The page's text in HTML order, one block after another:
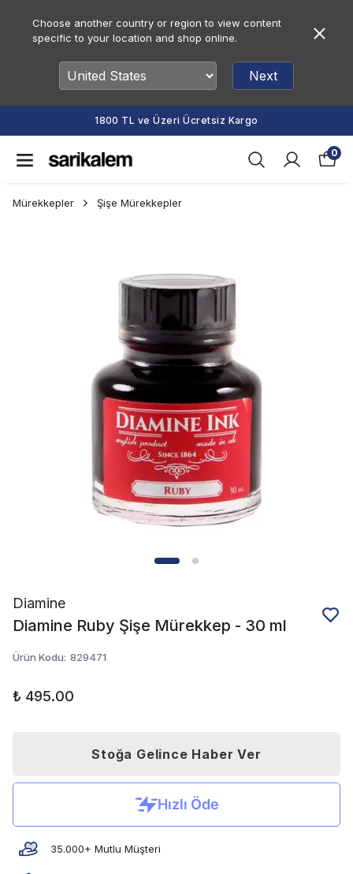
Choose another country or region to view content
specific to your location and shop online.
Next
1800 TL ve Üzeri Ücretsiz Kargo
0
Mürekkepler Şişe Mürekkepler
Diamine
Diamine Ruby Şişe Mürekkep - 30 ml
Ürün Kodu: 829471
₺ 495.00
Stoğa Gelince Haber Ver
35.000+ Mutlu Müşteri